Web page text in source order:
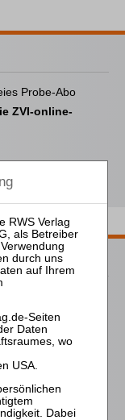
Probe-Abo
ZVI-online-